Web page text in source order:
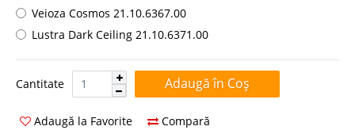
Veioza Cosmos 21.10.6367.00
Lustra Dark Ceiling 21.10.6371.00
Cantitate Cantitate:
Adaugă la Favorite Compară